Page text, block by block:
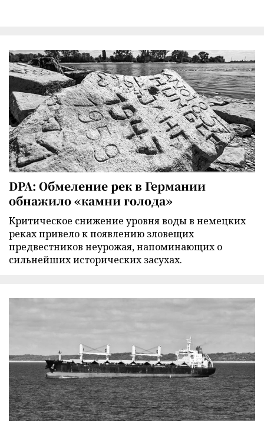
DPA: Обмеление рек в Германии
обнажило «камни голода»
Критическое снижение уровня воды в немецких
реках привело к появлению зловещих
предвестников неурожая, напоминающих о
сильнейших исторических засухах.